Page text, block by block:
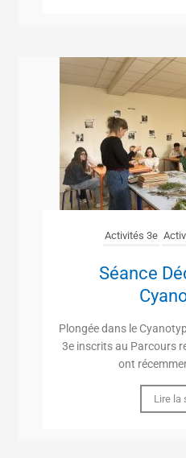
Activités 3e
Séance
Plongée dans le
3e inscrits au Parcours
ont
Lire la